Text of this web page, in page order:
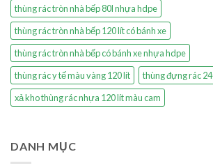
thùng rác tròn nhà bếp 80l nhựa hdpe
thùng rác tròn nhà bếp 120 lít có bánh xe
thùng rác tròn nhà bếp có bánh xe nhựa hdpe
thùng rác y tế màu vàng 120 lít
thùng đựng rác
xả kho thùng rác nhựa 120 lít màu cam
DANH MỤC